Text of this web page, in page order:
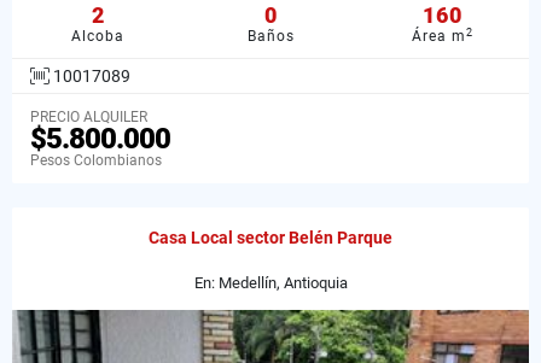
2
Alcoba
0
Baños
160
Área m2
10017089
PRECIO ALQUILER
$5.800.000
Pesos Colombianos
Casa Local sector Belén Parque
En: Medellín, Antioquia